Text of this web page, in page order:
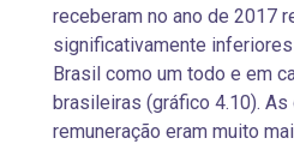
receberam no ano de 2017
significativamente
Brasil como um todo e em
brasileiras (gráfico 4.10).
remuneração eram muito